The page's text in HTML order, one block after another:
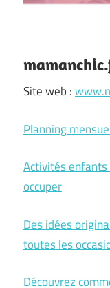
Site web :
Planning
Activités
occuper
Des idées
toutes les
Découvrez